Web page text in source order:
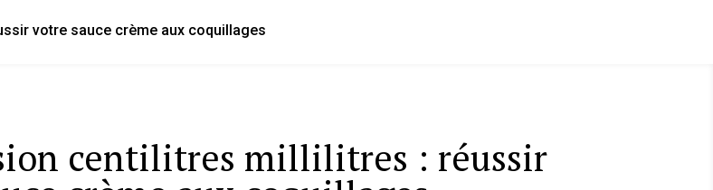
votre sauce crème aux coquillages
centilitres millilitres : réussir